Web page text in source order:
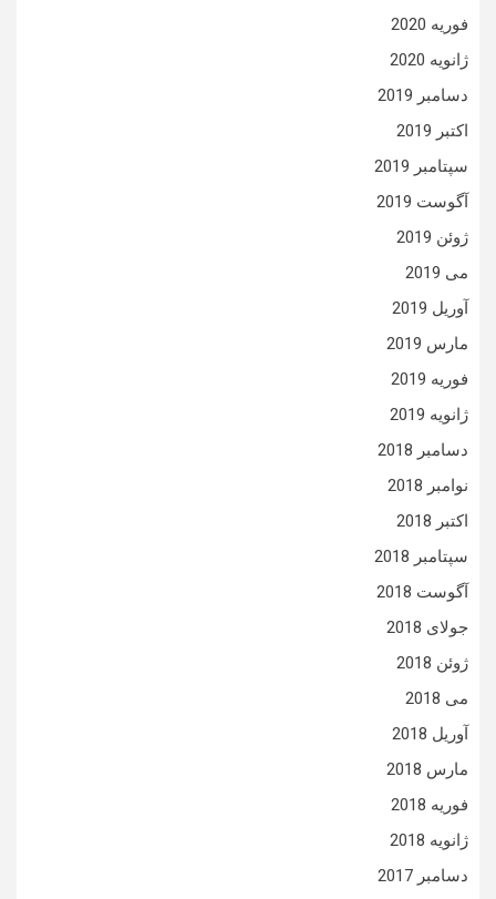
فوریه 2020
ژانویه 2020
دسامبر 2019
اکتبر 2019
سپتامبر 2019
آگوست 2019
ژوئن 2019
می 2019
آوریل 2019
مارس 2019
فوریه 2019
ژانویه 2019
دسامبر 2018
نوامبر 2018
اکتبر 2018
سپتامبر 2018
آگوست 2018
جولای 2018
ژوئن 2018
می 2018
آوریل 2018
مارس 2018
فوریه 2018
ژانویه 2018
دسامبر 2017